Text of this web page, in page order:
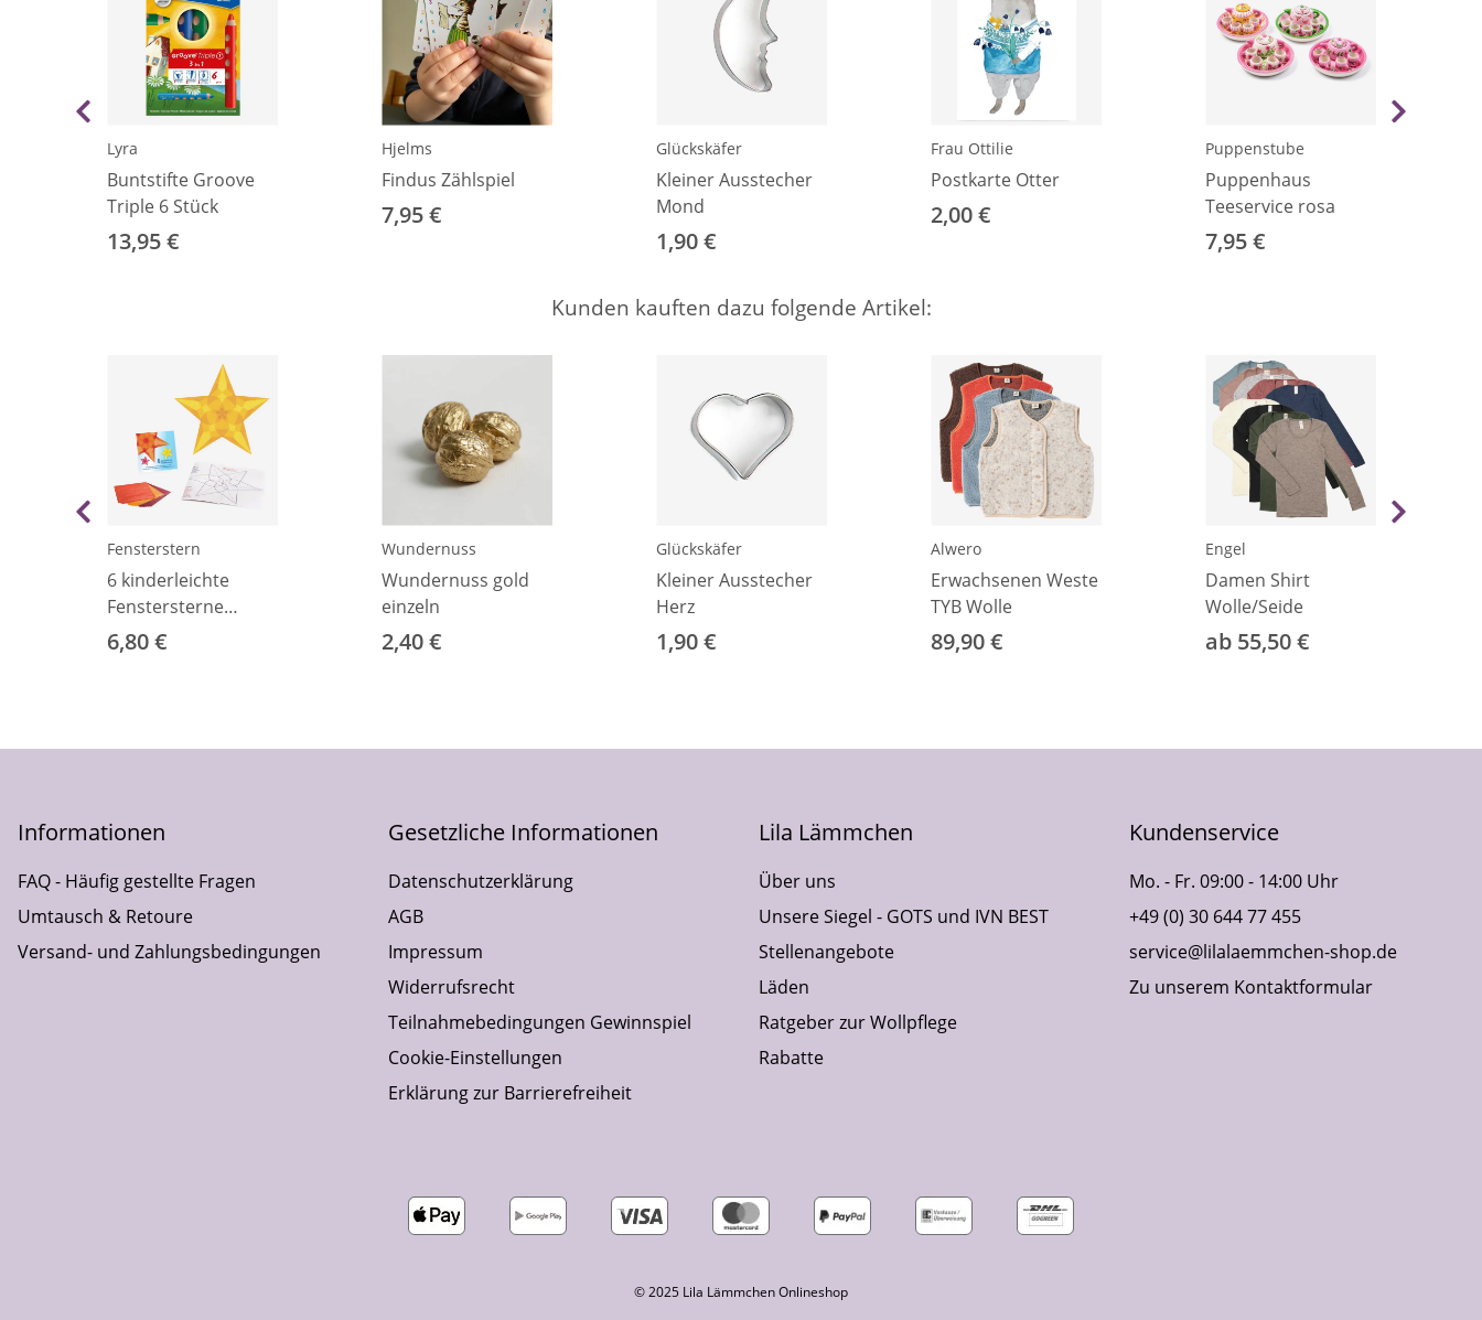
Lyra
Buntstifte Groove
Triple 6 Stück
13,95 €
Hjelms
Findus Zählspiel
7,95 €
Glückskäfer
Kleiner Ausstecher
Mond
1,90 €
Frau Ottilie
Postkarte Otter
2,00 €
Puppenstube
Puppenhaus
Teeservice rosa
7,95 €
Kunden kauften dazu folgende Artikel:
Fensterstern
6 kinderleichte
Fenstersterne
Bastelset
6,80 €
Wundernuss
Wundernuss gold
einzeln
2,40 €
Glückskäfer
Kleiner Ausstecher
Herz
1,90 €
Alwero
Erwachsenen Weste
TYB Wolle
89,90 €
Engel
Damen Shirt
Wolle/Seide
ab 55,50 €
Informationen
FAQ - Häufig gestellte Fragen
Umtausch & Retoure
Versand- und Zahlungsbedingungen
Gesetzliche Informationen
Datenschutzerklärung
AGB
Impressum
Widerrufsrecht
Teilnahmebedingungen Gewinnspiel
Cookie-Einstellungen
Erklärung zur Barrierefreiheit
Lila Lämmchen
Über uns
Unsere Siegel - GOTS und IVN BEST
Stellenangebote
Läden
Ratgeber zur Wollpflege
Rabatte
Kundenservice
Mo. - Fr. 09:00 - 14:00 Uhr
+49 (0) 30 644 77 455
service@lilalaemmchen-shop.de
Zu unserem Kontaktformular
© 2025 Lila Lämmchen Onlineshop